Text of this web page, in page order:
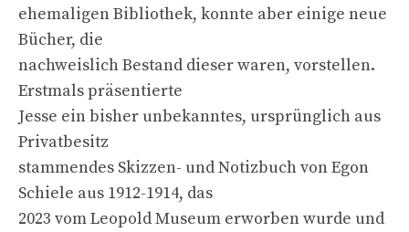
ehemaligen Bibliothek, konnte aber einige neue
Bücher, die
nachweislich Bestand dieser waren, vorstellen.
Erstmals präsentierte
Jesse ein bisher unbekanntes, ursprünglich aus
Privatbesitz
stammendes Skizzen- und Notizbuch von Egon
Schiele aus 1912-1914, das
2023 vom Leopold Museum erworben wurde und